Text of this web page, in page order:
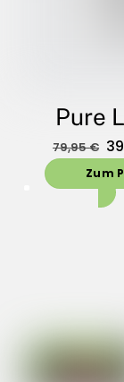
Pure
79,95€
Zum